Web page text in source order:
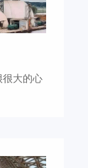
很大的心